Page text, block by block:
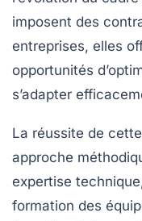
imposent des
entreprises, elles
opportunités
s’adapter
La réussite de
approche
expertise
formation des